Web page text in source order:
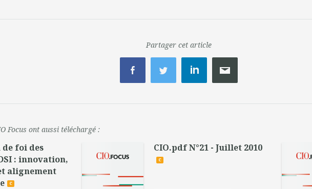
Partager cet article
Focus ont aussi téléchargé :
foi des
: innovation,
alignement
c
CIO.pdf N°21 - Juillet 2010
c